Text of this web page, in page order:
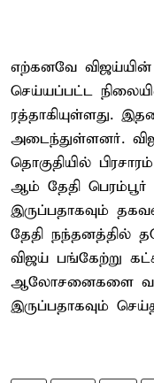
எற்கனவே விஜய்யின்
செய்யப்பட்ட
ரத்தாகியுள்ளது.
அடைந்துள்ளனர்.
தொகுதியில்
ஆம் தேதி பெரம்பூர்
இருப்பதாகவும்
தேதி நந்தனத்தில்
விஜய் பங்கேற்று
ஆலோசனைகளை
இருப்பதாகவும்